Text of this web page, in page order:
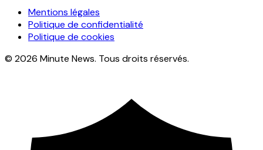
Mentions légales
Politique de confidentialité
Politique de cookies
© 2026 Minute News. Tous droits réservés.